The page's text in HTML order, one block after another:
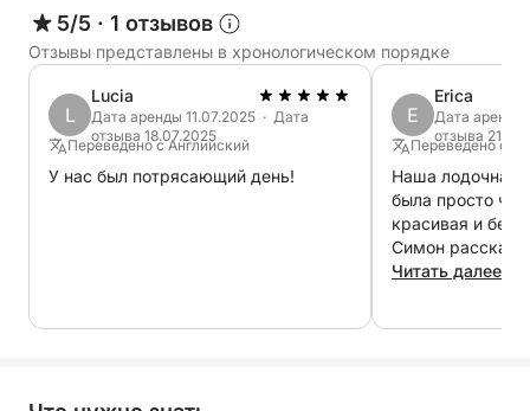
5/5 · 1 отзывов
Отзывы представлены в хронологическом порядке
L
Lucia
Дата аренды 11.07.2025 · Дата
отзыва 18.07.2025
Переведено с Английский
У нас был потрясающий день!
E
Erica
Дата аренды
отзыва
Переведено с
Наша лодочная
была просто
красивая и
Симон
Понцы и
Читать далее